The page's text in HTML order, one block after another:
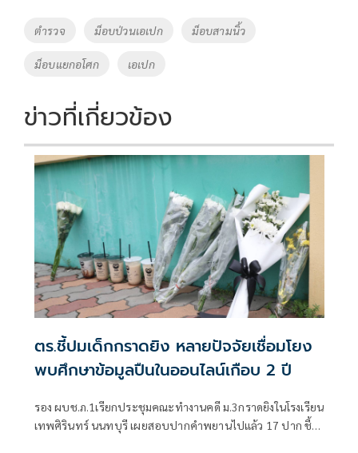
o
k
Li
k
Tags
ตำรวจ ม็อบป่วนเอเปก ม็อบสามนิ้ว
ม็อบแยกอโศก เอเปก
ข่าวที่เกี่ยวข้อง
ตร.ชี้ปมเด็กกราดยิง หลายปัจจัยเชื่อมโยง
พบศึกษาข้อมูลปืนในออนไลน์เกือบ 2 ปี
รอง ผบช.ภ.1เรียกประชุมคณะทำงานคดี ม.3กราดยิงในโรงเรียน
เทพศิรินทร์ นนทบุรี เผยสอบปากคำพยานไปแล้ว 17 ปาก ชี้